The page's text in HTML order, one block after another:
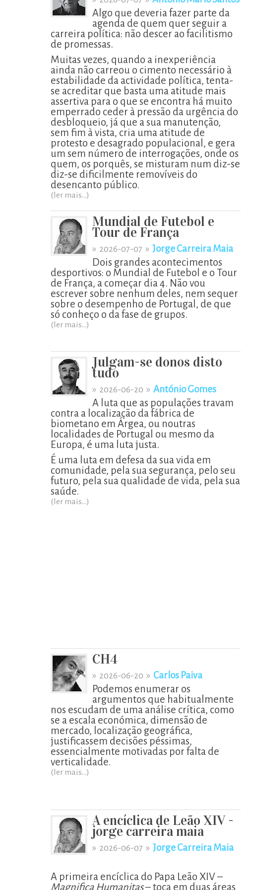
Algo que deveria fazer parte da
agenda de quem quer seguir a
carreira política: não descer ao facilitismo
de promessas.
Muitas vezes, quando a inexperiência
ainda não carreou o cimento necessário à
estabilidade da actividade política, tenta-
se acreditar que basta uma atitude mais
assertiva para o que se encontra há muito
emperrado ceder à pressão da urgência do
desbloqueio, já que a sua manutenção,
sem fim à vista, cria uma atitude de
protesto e desagrado populacional, e gera
um sem número de interrogações, onde os
quem, os porquês, se misturam num diz-se
diz-se dificilmente removíveis do
desencanto público.
(ler mais...)
Mundial de Futebol e
Tour de França
» 2026-07-07 » Jorge Carreira Maia
Dois grandes acontecimentos
desportivos: o Mundial de Futebol e o Tour
de França, a começar dia 4. Não vou
escrever sobre nenhum deles, nem sequer
sobre o desempenho de Portugal, de que
só conheço o da fase de grupos.
(ler mais...)
Julgam-se donos disto
tudo
» 2026-06-20 » António Gomes
A luta que as populações travam
contra a localização da fábrica de
biometano em Árgea, ou noutras
localidades de Portugal ou mesmo da
Europa, é uma luta justa.
É uma luta em defesa da sua vida em
comunidade, pela sua segurança, pelo seu
futuro, pela sua qualidade de vida, pela sua
saúde.
(ler mais...)
CH4
» 2026-06-20 » Carlos Paiva
Podemos enumerar os
argumentos que habitualmente
nos escudam de uma análise crítica, como
se a escala económica, dimensão de
mercado, localização geográfica,
justificassem decisões péssimas,
essencialmente motivadas por falta de
verticalidade.
(ler mais...)
A encíclica de Leão XIV -
jorge carreira maia
» 2026-06-07 » Jorge Carreira Maia
A primeira encíclica do Papa Leão XIV –
Magnifica Humanitas– toca em duas áreas